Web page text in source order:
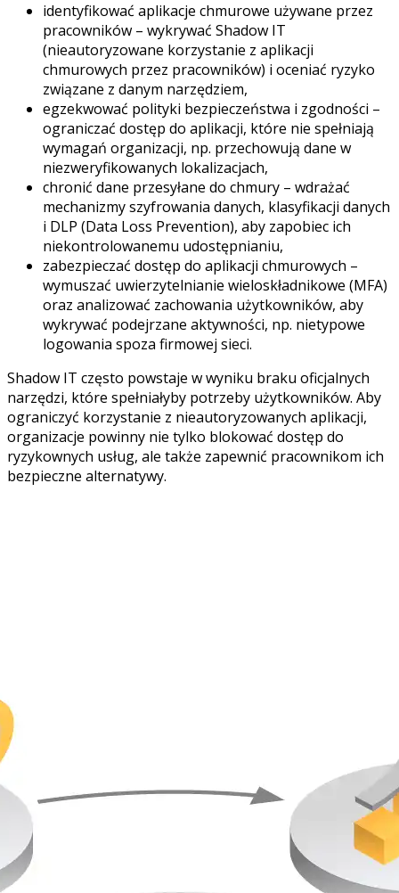
identyfikować aplikacje chmurowe używane przez
pracowników – wykrywać Shadow IT
(nieautoryzowane korzystanie z aplikacji
chmurowych przez pracowników) i oceniać ryzyko
związane z danym narzędziem,
egzekwować polityki bezpieczeństwa i zgodności –
ograniczać dostęp do aplikacji, które nie spełniają
wymagań organizacji, np. przechowują dane w
niezweryfikowanych lokalizacjach,
chronić dane przesyłane do chmury – wdrażać
mechanizmy szyfrowania danych, klasyfikacji danych
i DLP (Data Loss Prevention), aby zapobiec ich
niekontrolowanemu udostępnianiu,
zabezpieczać dostęp do aplikacji chmurowych –
wymuszać uwierzytelnianie wieloskładnikowe (MFA)
oraz analizować zachowania użytkowników, aby
wykrywać podejrzane aktywności, np. nietypowe
logowania spoza firmowej sieci.
Shadow IT często powstaje w wyniku braku oficjalnych
narzędzi, które spełniałyby potrzeby użytkowników. Aby
ograniczyć korzystanie z nieautoryzowanych aplikacji,
organizacje powinny nie tylko blokować dostęp do
ryzykownych usług, ale także zapewnić pracownikom ich
bezpieczne alternatywy.